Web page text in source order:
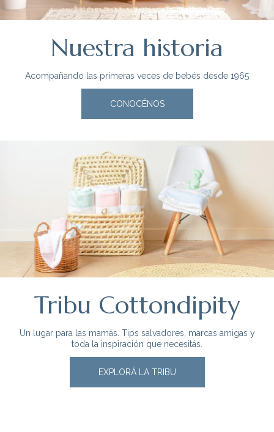
Nuestra historia
Acompañando las primeras veces de bebés desde 1965
CONOCÉNOS
Tribu Cottondipity
Un lugar para las mamás. Tips salvadores, marcas amigas y
toda la inspiración que necesitás.
EXPLORÁ LA TRIBU